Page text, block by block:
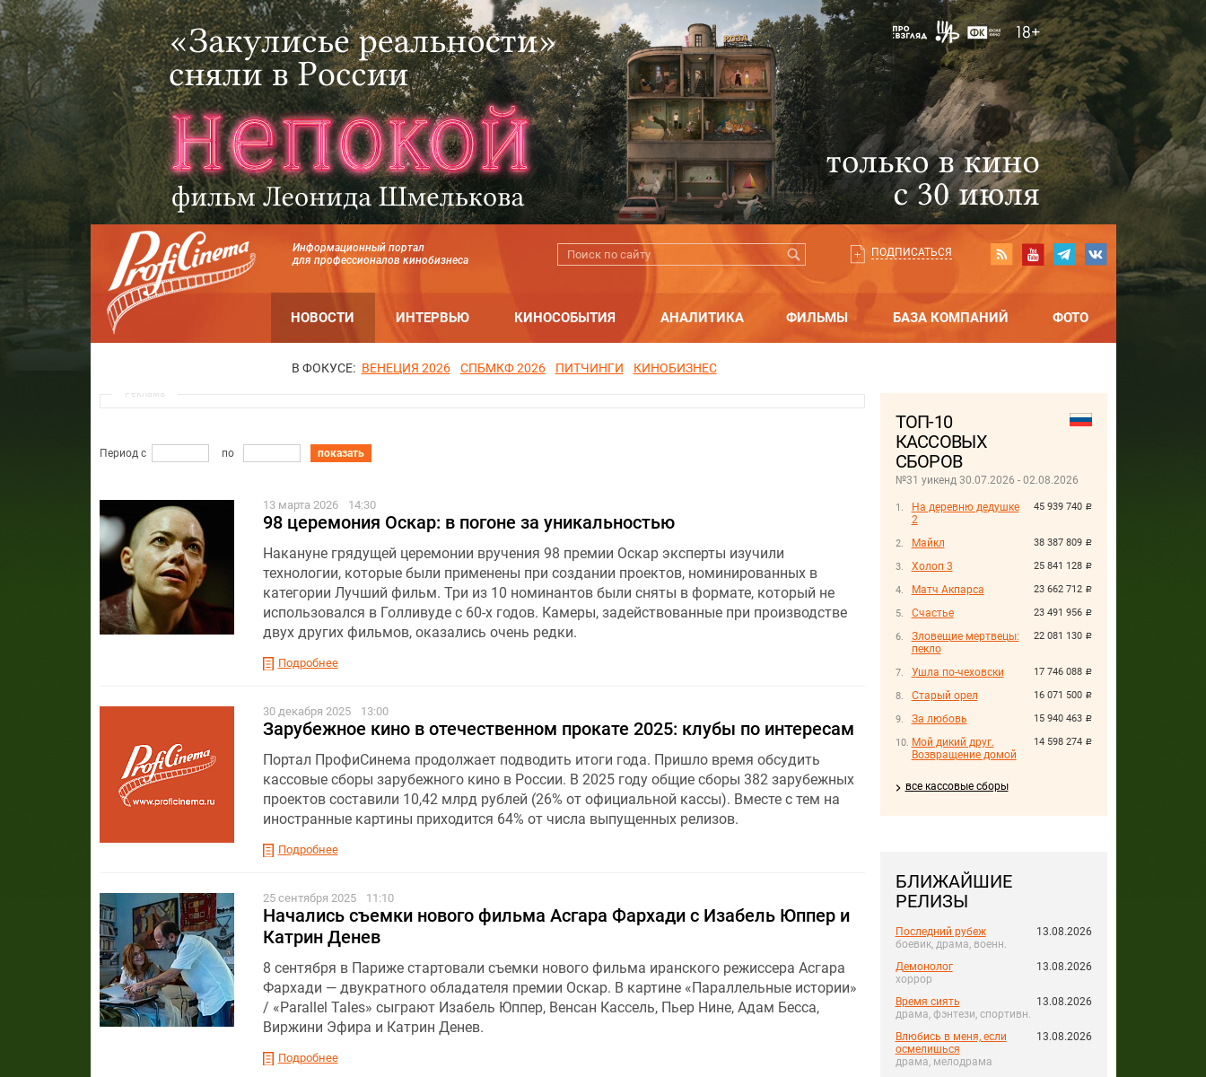
Информационный портал
для профессионалов кинобизнеса
ПОДПИСАТЬСЯ
НОВОСТИ ИНТЕРВЬЮ КИНОСОБЫТИЯ АНАЛИТИКА ФИЛЬМЫ БАЗА КОМПАНИЙ ФОТО
В ФОКУСЕ: ВЕНЕЦИЯ 2026 СПБМКФ 2026 ПИТЧИНГИ КИНОБИЗНЕС
ТОП-10
КАССОВЫХ
СБОРОВ
№31 уикенд 30.07.2026 - 02.08.2026
45 939 740 руб.
На деревню дедушке
2
38 387 809 руб.
Майкл
25 841 128 руб.
Холоп 3
23 662 712 руб.
Матч Акпарса
23 491 956 руб.
Счастье
22 081 130 руб.
Зловещие мертвецы:
пекло
17 746 088 руб.
Ушла по-чеховски
16 071 500 руб.
Старый орел
15 940 463 руб.
За любовь
14 598 274 руб.
Мой дикий друг.
Возвращение домой
все кассовые сборы
БЛИЖАЙШИЕ
РЕЛИЗЫ
Последний рубеж
боевик, драма, военн.
13.08.2026
Демонолог
хоррор
13.08.2026
Время сиять
драма, фэнтези, спортивн.
13.08.2026
Влюбись в меня, если
осмелишься
драма, мелодрама
13.08.2026
Реклама
Период с по показать
13 марта 2026 14:30
98 церемония Оскар: в погоне за уникальностью
Накануне грядущей церемонии вручения 98 премии Оскар эксперты изучили
технологии, которые были применены при создании проектов, номинированных в
категории Лучший фильм. Три из 10 номинантов были сняты в формате, который не
использовался в Голливуде с 60-х годов. Камеры, задействованные при производстве
двух других фильмов, оказались очень редки.
Подробнее
30 декабря 2025 13:00
Зарубежное кино в отечественном прокате 2025: клубы по интересам
Портал ПрофиСинема продолжает подводить итоги года. Пришло время обсудить
кассовые сборы зарубежного кино в России. В 2025 году общие сборы 382 зарубежных
проектов составили 10,42 млрд рублей (26% от официальной кассы). Вместе с тем на
иностранные картины приходится 64% от числа выпущенных релизов.
Подробнее
25 сентября 2025 11:10
Начались съемки нового фильма Асгара Фархади с Изабель Юппер и
Катрин Денев
8 сентября в Париже стартовали съемки нового фильма иранского режиссера Асгара
Фархади — двукратного обладателя премии Оскар. В картине «Параллельные истории»
/ «Parallel Tales» сыграют Изабель Юппер, Венсан Кассель, Пьер Нине, Адам Бесса,
Виржини Эфира и Катрин Денев.
Подробнее